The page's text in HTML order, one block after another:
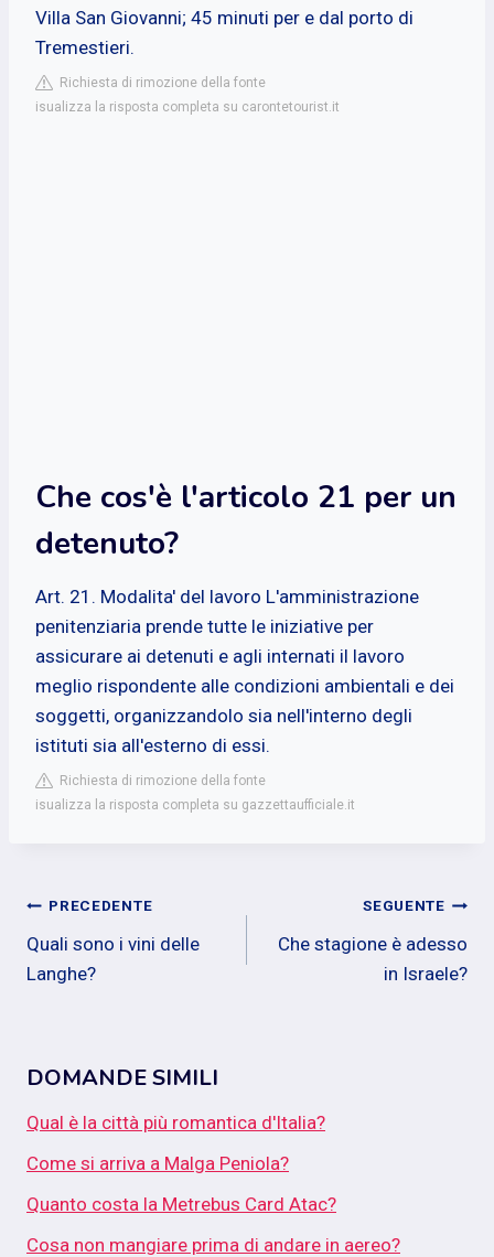
Villa San Giovanni; 45 minuti per e dal porto di
Tremestieri.
Richiesta di rimozione della fonte
isualizza la risposta completa su carontetourist.it
Che cos'è l'articolo 21 per un
detenuto?
Art. 21. Modalita' del lavoro L'amministrazione
penitenziaria prende tutte le iniziative per
assicurare ai detenuti e agli internati il lavoro
meglio rispondente alle condizioni ambientali e dei
soggetti, organizzandolo sia nell'interno degli
istituti sia all'esterno di essi.
Richiesta di rimozione della fonte
isualizza la risposta completa su gazzettaufficiale.it
Navigazione
articoli
PRECEDENTE
Quali sono i vini delle
Langhe?
SEGUENTE
Che stagione è adesso
in Israele?
DOMANDE SIMILI
Qual è la città più romantica d'Italia?
Come si arriva a Malga Peniola?
Quanto costa la Metrebus Card Atac?
Cosa non mangiare prima di andare in aereo?